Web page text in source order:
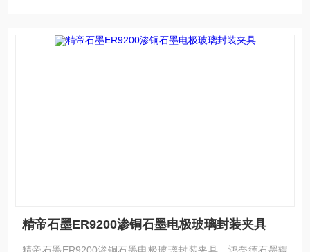
精帝石墨ER9200渗铜石墨电极玻璃封装夹具